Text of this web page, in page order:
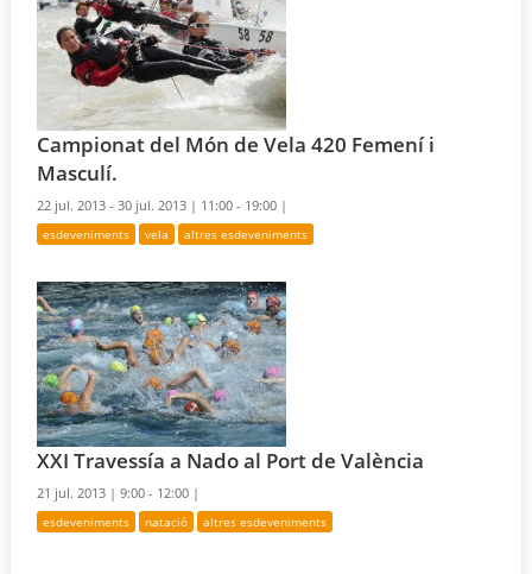
Campionat del Món de Vela 420 Femení i
Masculí.
22 jul. 2013 - 30 jul. 2013 | 11:00 - 19:00 |
esdeveniments vela altres esdeveniments
XXI Travessía a Nado al Port de València
21 jul. 2013 |9:00 - 12:00 |
esdeveniments natació altres esdeveniments